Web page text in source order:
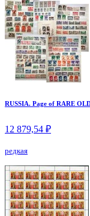
RUSSIA. Page of RARE
12 879,54 ₽
редкая